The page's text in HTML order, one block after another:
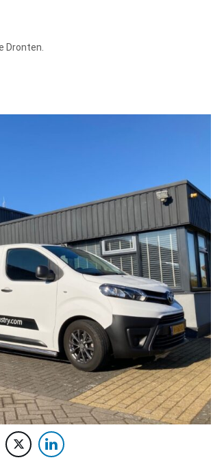
Dronten.